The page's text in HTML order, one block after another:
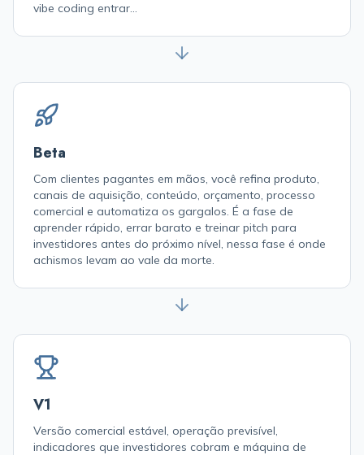
vibe coding entrar...
Beta
Com clientes pagantes em mãos, você refina produto,
canais de aquisição, conteúdo, orçamento, processo
comercial e automatiza os gargalos. É a fase de
aprender rápido, errar barato e treinar pitch para
investidores antes do próximo nível, nessa fase é onde
achismos levam ao vale da morte.
V1
Versão comercial estável, operação previsível,
indicadores que investidores cobram e máquina de